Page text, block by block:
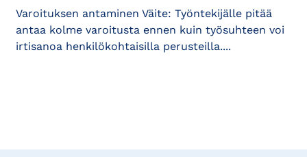
Varoituksen antaminen Väite: Työntekijälle pitää
antaa kolme varoitusta ennen kuin työsuhteen voi
irtisanoa henkilökohtaisilla perusteilla....